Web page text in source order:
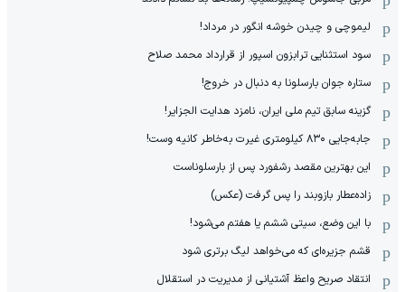
لیموچی و چیدن خوشه انگور در مرداد!
سود استثنایی ترابزون اسپور از قرارداد محمد صلاح
ستاره جوان بارسلونا به دنبال در خروج!
گزینه سابق تیم ملی ایران، نامزد هدایت الجزایر!
جابه‌جایی ۸۳۰ کیلومتری غیرت به‌خاطر کانیه وست!
این بهترین مقصد رشفورد پس از بارسلوناست
زاده‌عطار بازوبند را پس گرفت (عکس)
با این وضع، سیتی ششم یا هفتم می‌شود!
قشم جزیره‌ای که می‌خواهد لیگ برتری شود
انتقاد صریح واعظ آشتیانی از مدیریت در استقلال